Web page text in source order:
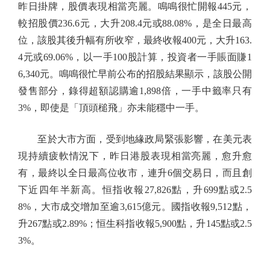
昨日掛牌，股價表現相當亮麗。鳴鳴很忙開報445元，
較招股價236.6元，大升208.4元或88.08%，是全日最高
位，該股其後升幅有所收窄，最終收報400元，大升163.
4元或69.06%，以一手100股計算，投資者一手賬面賺1
6,340元。鳴鳴很忙早前公布的招股結果顯示，該股公開
發售部分，錄得超額認購逾1,898倍，一手中籤率只有
3%，即使是「頂頭槌飛」亦未能穩中一手。
至於大市方面，受到地緣政局緊張影響，在美元表
現持續疲軟情況下，昨日港股表現相當亮麗，愈升愈
有，最終以全日最高位收市，連升6個交易日，而且創
下近四年半新高。恒指收報27,826點，升699點或2.5
8%，大市成交增加至逾3,615億元。國指收報9,512點，
升267點或2.89%；恒生科指收報5,900點，升145點或2.5
3%。